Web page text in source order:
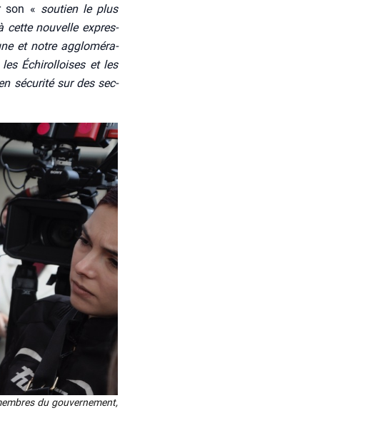
son « sou­tien le plus
cette nou­velle expres­
et notre agglo­mé­ra­
Échi­rol­loises et les
sécu­ri­té sur des sec­
du gou­ver­ne­ment,